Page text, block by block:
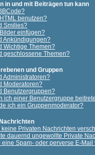
in und mit Beiträgen tun kann
benutzen?
Smilies?
einfügen?
Ankündigungen?
Wichtige Themen?
geschlossene Themen?
und Gruppen
Administratoren?
Moderatoren?
Benutzergruppen?
ich einer Benutzergruppe
ich ein Gruppenmoderator?
keine Privaten Nachrichten
dauernd ungewollte Private
eine Spam- oder perverse E-